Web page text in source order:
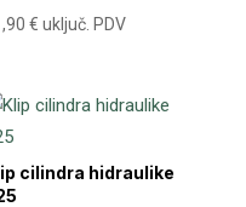
€ uključ. PDV
cilindra hidraulike